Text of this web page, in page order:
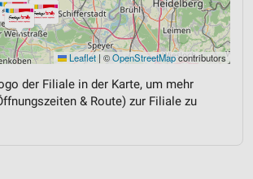
Leaflet | ©OpenStreetMapcontributors
der Filiale in der Karte, um mehr
& Route) zur Filiale zu